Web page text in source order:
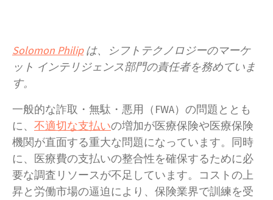
Solomon Philipは、シフトテクノロジーのマーケ
ット インテリジェンス部門の責任者を務めていま
す。
一般的な詐取・無駄・悪用（FWA）の問題ととも
に、 不適切な支払いの増加が医療保険や医療保険
機関が直面する重大な問題になっています。同時
に、医療費の支払いの整合性を確保するために必
要な調査リソースが不足しています。コストの上
昇と労働市場の逼迫により、保険業界で訓練を受